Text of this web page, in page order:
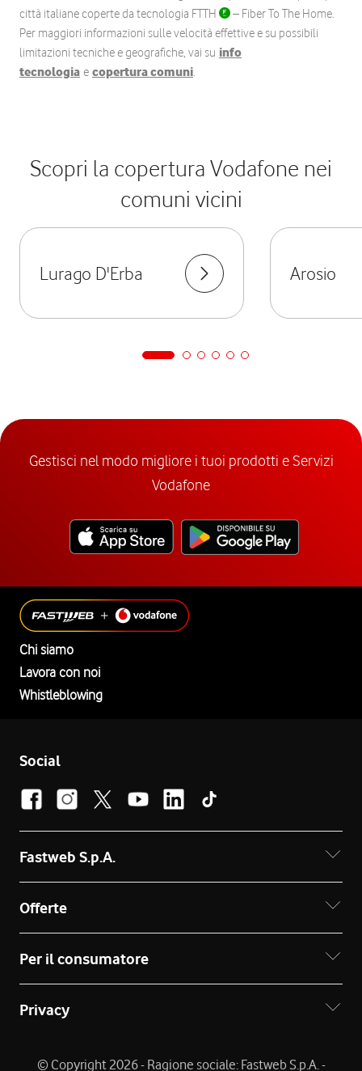
città italiane coperte da tecnologia FTTH
– Fiber To The Home.
Per maggiori informazioni sulle velocità effettive e su possibili
limitazioni tecniche e geografiche, vai su info
tecnologia e copertura comuni.
Scopri la copertura Vodafone nei
comuni vicini
Lurago D'Erba Arosio
Gestisci nel modo migliore i tuoi prodotti e Servizi
Vodafone
Chi siamo
Lavora con noi
Whistleblowing
Social
Fastweb S.p.A.
Offerte
Per il consumatore
Privacy
© Copyright 2026 - Ragione sociale: Fastweb S.p.A. -